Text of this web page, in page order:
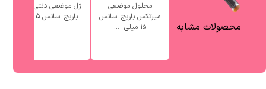
محصولات مشابه
محلول موضعی
میرتکس باریج اسانس
۱۵ میلی ‎ ...
ژل موضعی دنتی کید
باریج اسانس 5 گرم